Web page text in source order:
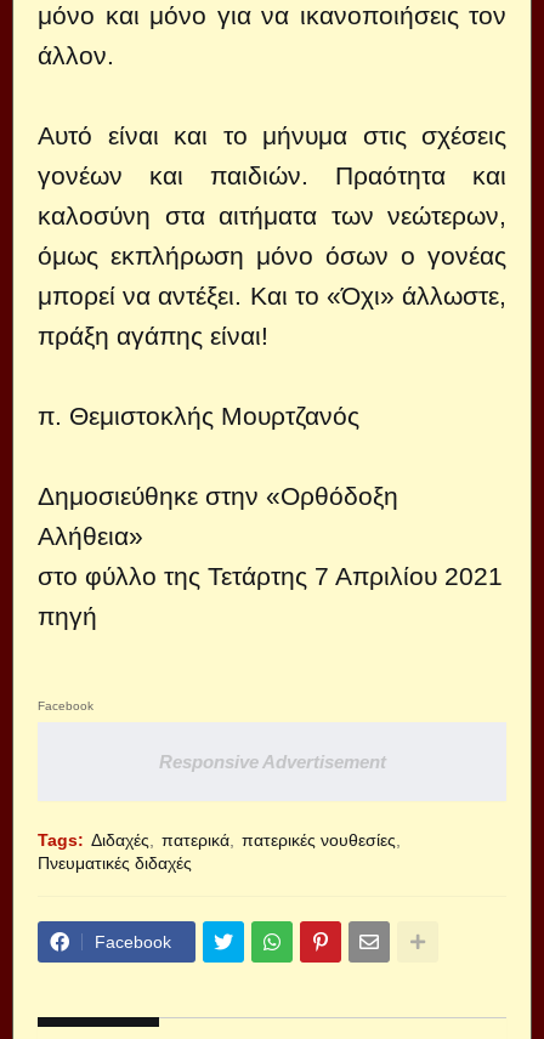
μόνο και μόνο για να ικανοποιήσεις τον
άλλον.
Αυτό είναι και το μήνυμα στις σχέσεις
γονέων και παιδιών. Πραότητα και
καλοσύνη στα αιτήματα των νεώτερων,
όμως εκπλήρωση μόνο όσων ο γονέας
μπορεί να αντέξει. Και το «Όχι» άλλωστε,
πράξη αγάπης είναι!
π. Θεμιστοκλής Μουρτζανός
Δημοσιεύθηκε στην «Ορθόδοξη
Αλήθεια»
στο φύλλο της Τετάρτης 7 Απριλίου 2021
πηγή
Facebook
Responsive Advertisement
Tags: Διδαχές πατερικά
πατερικές νουθεσίες
Πνευματικές διδαχές
Facebook